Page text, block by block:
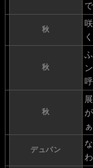
秋
秋
秋
デュパン